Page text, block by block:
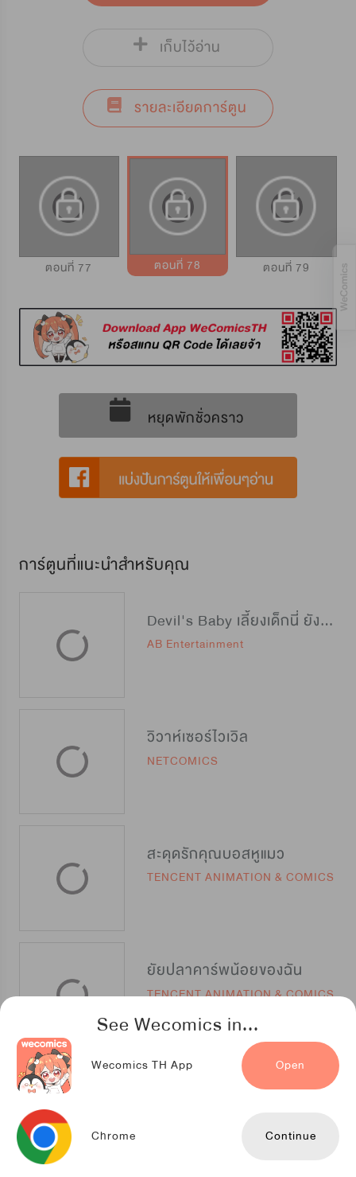
See Wecomics in...
Wecomics TH App Open
Chrome Continue
เก็บไว้อ่าน
รายละเอียดการ์ตูน
ตอนที่ 77 ตอนที่ 78 ตอนที่ 79
หยุดพักชั่วคราว
การ์ตูนที่แนะนำสำหรับคุณ
Devil's Baby เลี้ยงเด็กนี่ ยังไงดีนะ?
AB Entertainment
วิวาห์เซอร์ไวเวิล
NETCOMICS
สะดุดรักคุณบอสหูแมว
TENCENT ANIMATION & COMICS
ยัยปลาคาร์พน้อยของฉัน
TENCENT ANIMATION & COMICS